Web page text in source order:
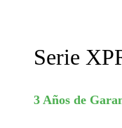
Serie
3 Años de